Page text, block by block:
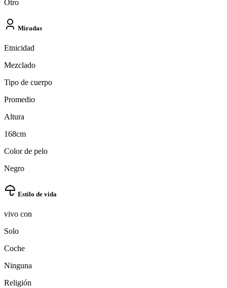
Otro
Miradas
Etnicidad
Mezclado
Tipo de cuerpo
Promedio
Altura
168cm
Color de pelo
Negro
Estilo de vida
vivo con
Solo
Coche
Ninguna
Religión